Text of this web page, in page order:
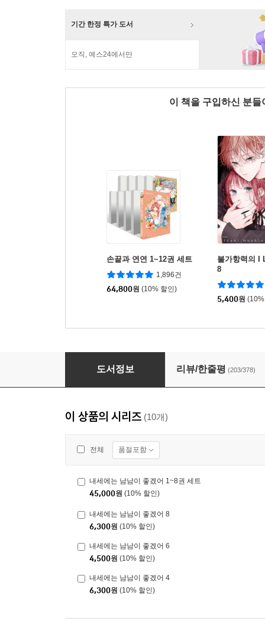
기간 한정 특가 도서
오직, 예스24에서만
이 책을 구입하신 분
손끝과 연연 1~12권 세트
1,896건
64,800원 (10% 할인)
불가항력의 I
8
5,400원
내세에는 남남이 좋겠어 3
도서정보 리뷰/한줄평 (203/378)
이 상품의 시리즈 (10개)
전체 품절포함
내세에는 남남이 좋겠어 1~8권 세트
45,000원 (10% 할인)
내세에는 남남이 좋겠어 8
6,300원 (10% 할인)
내세에는 남남이 좋겠어 6
4,500원 (10% 할인)
내세에는 남남이 좋겠어 4
6,300원 (10% 할인)